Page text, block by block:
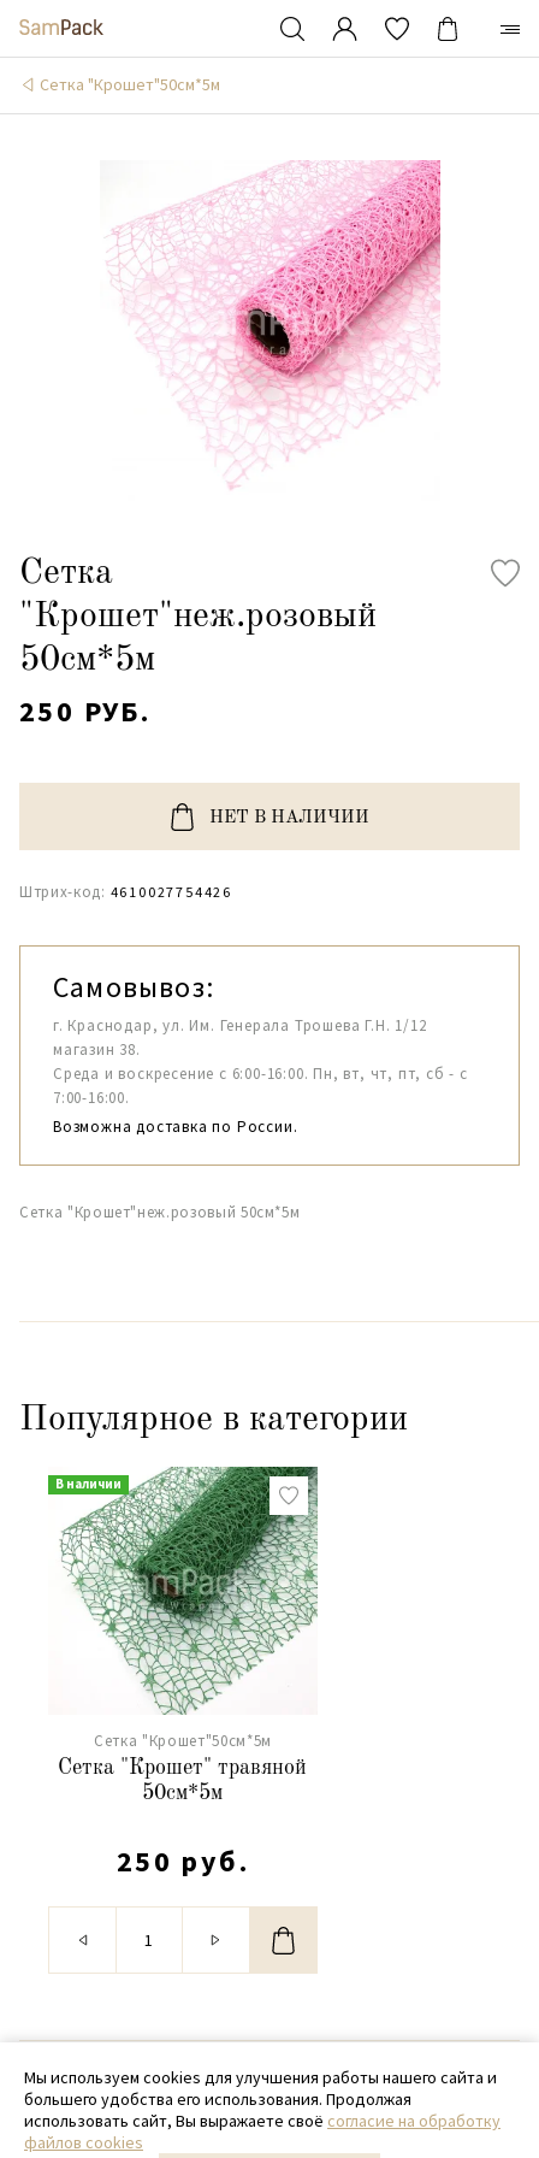
Сетка "Крошет"50см*5м
Сетка
"Крошет"неж.розовый
50см*5м
250 РУБ.
НЕТ В НАЛИЧИИ
Штрих-код: 4610027754426
Самовывоз:
г. Краснодар, ул. Им. Генерала Трошева Г.Н. 1/12
магазин 38.
Среда и воскресение с 6:00-16:00. Пн, вт, чт, пт, сб - с
7:00-16:00.
Возможна доставка по России.
Сетка "Крошет"неж.розовый 50см*5м
Популярное в категории
В наличии
Сетка "Крошет"50см*5м
Сетка "Крошет" травяной
50см*5м
250 руб.
© 2020 - 2026 SamPack
+ 7 (918) 699-97-87
zakaz@sampack.store
Мы используем cookies для улучшения работы нашего сайта и
большего удобства его использования. Продолжая
использовать сайт, Вы выражаете своё согласие на обработку
файлов cookies